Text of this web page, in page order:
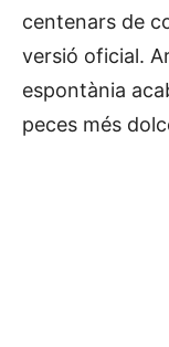
centenars de
versió oficial.
espontània
peces més